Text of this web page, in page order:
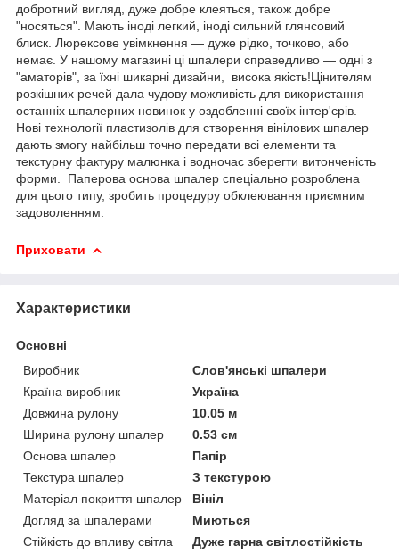
добротний вигляд, дуже добре клеяться, також добре
"носяться". Мають іноді легкий, іноді сильний глянсовий
блиск. Люрексове увімкнення — дуже рідко, точково, або
немає. У нашому магазині ці шпалери справедливо — одні з
"аматорів", за їхні шикарні дизайни, висока якість!Цінителям
розкішних речей дала чудову можливість для використання
останніх шпалерних новинок у оздобленні своїх інтер'єрів.
Нові технології пластизолів для створення вінілових шпалер
дають змогу найбільш точно передати всі елементи та
текстурну фактуру малюнка і водночас зберегти витонченість
форми. Паперова основа шпалер спеціально розроблена
для цього типу, зробить процедуру обклеювання приємним
задоволенням.
Приховати
Характеристики
Основні
Виробник
Слов'янські шпалери
Країна виробник
Україна
Довжина рулону
10.05 м
Ширина рулону шпалер
0.53 см
Основа шпалер
Папір
Текстура шпалер
З текстурою
Матеріал покриття шпалер
Вініл
Догляд за шпалерами
Миються
Стійкість до впливу світла
Дуже гарна світлостійкість